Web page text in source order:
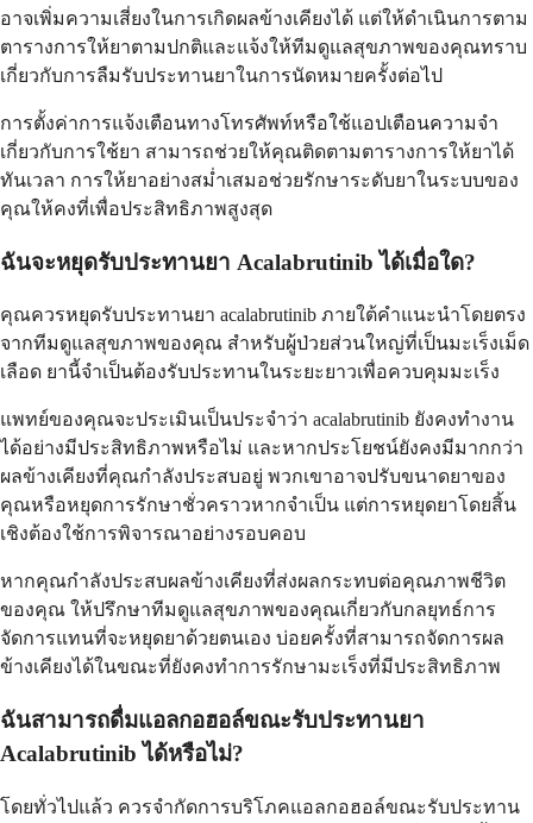
อาจเพิ่มความเสี่ยงในการเกิดผลข้างเคียงได้ แต่ให้ดำเนินการตาม
ตารางการให้ยาตามปกติและแจ้งให้ทีมดูแลสุขภาพของคุณทราบ
เกี่ยวกับการลืมรับประทานยาในการนัดหมายครั้งต่อไป
การตั้งค่าการแจ้งเตือนทางโทรศัพท์หรือใช้แอปเตือนความจำ
เกี่ยวกับการใช้ยา สามารถช่วยให้คุณติดตามตารางการให้ยาได้
ทันเวลา การให้ยาอย่างสม่ำเสมอช่วยรักษาระดับยาในระบบของ
คุณให้คงที่เพื่อประสิทธิภาพสูงสุด
ฉันจะหยุดรับประทานยา Acalabrutinib ได้เมื่อใด?
คุณควรหยุดรับประทานยา acalabrutinib ภายใต้คำแนะนำโดยตรง
จากทีมดูแลสุขภาพของคุณ สำหรับผู้ป่วยส่วนใหญ่ที่เป็นมะเร็งเม็ด
เลือด ยานี้จำเป็นต้องรับประทานในระยะยาวเพื่อควบคุมมะเร็ง
แพทย์ของคุณจะประเมินเป็นประจำว่า acalabrutinib ยังคงทำงาน
ได้อย่างมีประสิทธิภาพหรือไม่ และหากประโยชน์ยังคงมีมากกว่า
ผลข้างเคียงที่คุณกำลังประสบอยู่ พวกเขาอาจปรับขนาดยาของ
คุณหรือหยุดการรักษาชั่วคราวหากจำเป็น แต่การหยุดยาโดยสิ้น
เชิงต้องใช้การพิจารณาอย่างรอบคอบ
หากคุณกำลังประสบผลข้างเคียงที่ส่งผลกระทบต่อคุณภาพชีวิต
ของคุณ ให้ปรึกษาทีมดูแลสุขภาพของคุณเกี่ยวกับกลยุทธ์การ
จัดการแทนที่จะหยุดยาด้วยตนเอง บ่อยครั้งที่สามารถจัดการผล
ข้างเคียงได้ในขณะที่ยังคงทำการรักษามะเร็งที่มีประสิทธิภาพ
ฉันสามารถดื่มแอลกอฮอล์ขณะรับประทานยา
Acalabrutinib ได้หรือไม่?
โดยทั่วไปแล้ว ควรจำกัดการบริโภคแอลกอฮอล์ขณะรับประทาน